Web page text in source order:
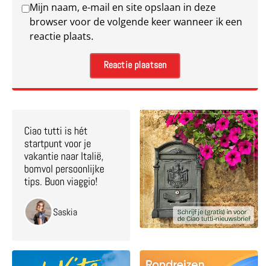
Mijn naam, e-mail en site opslaan in deze
browser voor de volgende keer wanneer ik een
reactie plaats.
Ciao tutti is hét
startpunt voor je
vakantie naar Italië,
bomvol persoonlijke
tips. Buon viaggio!
Saskia